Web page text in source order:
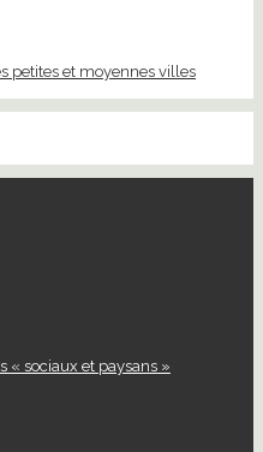
petites et moyennes villes
« sociaux et paysans »